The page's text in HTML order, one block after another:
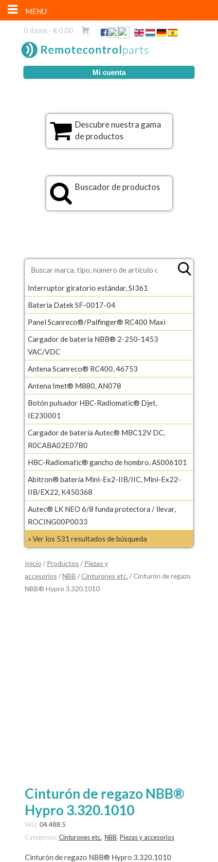
0 items - € 0,00
Mi cuenta
Descubre nuestra gama
de productos
Buscador de productos
Interruptor giratorio estándar, SI361
Batería Datek SF-0017-04
Panel Scanreco®/Palfinger® RC400 Maxi
Cargador de batería NBB® 2-250-1453
VAC/VDC
Antena Scanreco® RC400, 46753
Antena Imet® M880, AN078
Botón pulsador HBC-Radiomatic® Djet,
IE230001
Cargador de batería Autec® MBC12V DC,
R0CABA02E07B0
HBC-Radiomatic® gancho de hombro, AS006101
Abitron® batería Mini-Ex2-IIB/IIC, Mini-Ex22-
IIB/EX22, K450368
Autec® LK NEO 6/8 funda protectora / llevar,
ROCING00P0033
» Ver los 531 resultados de búsqueda
Inicio / Productos / Piezas y
accesorios /NBB /Cinturones etc. / Cinturón de regazo
NBB® Hypro 3.320.1010
Cinturón de regazo NBB®
Hypro 3.320.1010
SKU: 04.488.5
Categorías: Cinturones etc., NBB, Piezas y accesorios
Cinturón de regazo NBB® Hypro 3.320.1010
MENU